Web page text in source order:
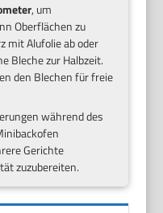
, um
Oberflächen zu
mit Alufolie ab oder
Bleche zur Halbzeit.
den Blechen für freie
während des
Gerichte
zuzubereiten.